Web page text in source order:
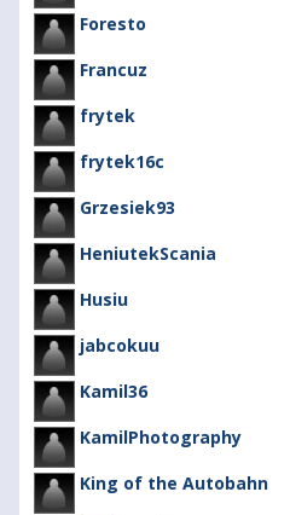
Foresto
Francuz
frytek
frytek16c
Grzesiek93
HeniutekScania
Husiu
jabcokuu
Kamil36
KamilPhotography
King of the Autobahn